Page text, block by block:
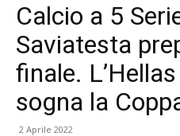
Calcio a 5
Saviatesta
finale.
sogna la
2 Aprile 2022